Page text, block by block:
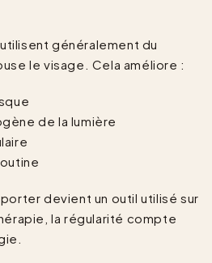
généralement du
le visage. Cela améliore :
de la lumière
devient un outil utilisé sur
la régularité compte